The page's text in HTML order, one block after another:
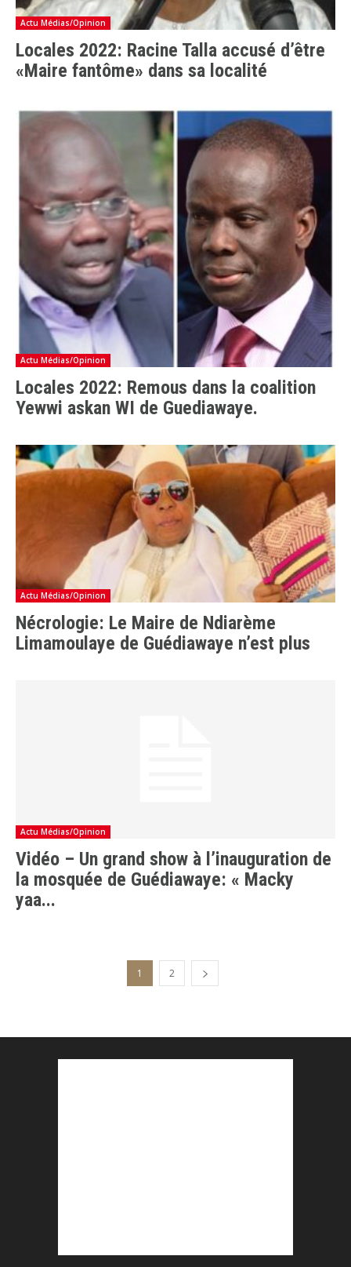
Actu Médias/Opinion
Locales 2022: Racine Talla accusé d’être
«Maire fantôme» dans sa localité
Actu Médias/Opinion
Locales 2022: Remous dans la coalition
Yewwi askan WI de Guediawaye.
Actu Médias/Opinion
Nécrologie: Le Maire de Ndiarème
Limamoulaye de Guédiawaye n’est plus
Actu Médias/Opinion
Vidéo – Un grand show à l’inauguration de
la mosquée de Guédiawaye: « Macky
yaa...
1 2